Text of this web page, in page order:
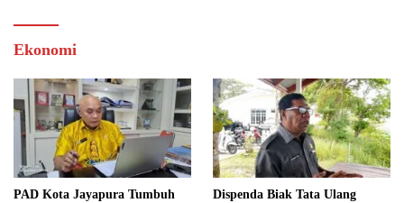
Ekonomi
PAD Kota Jayapura Tumbuh
Dispenda Biak Tata Ulang